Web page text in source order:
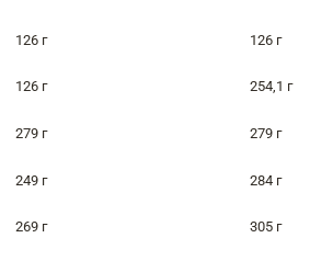
126 г 126 г
126 г 254,1 г
279 г 279 г
249 г 284 г
269 г 305 г